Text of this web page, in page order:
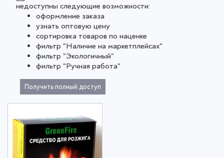
недоступны следующие возможности:
оформление заказа
узнать оптовую цену
сортировка товаров по наценке
фильтр "Наличие на маркетплейсах"
фильтр "Экологичный"
фильтр "Ручная работа"
Получить полный доступ